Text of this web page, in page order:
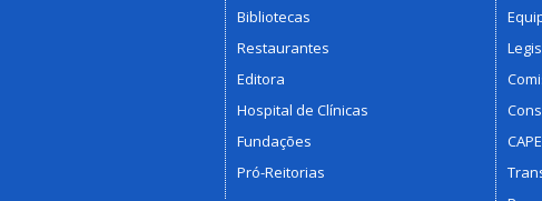
Bibliotecas
Restaurantes
Editora
Hospital de Clínicas
Fundações
Pró-Reitorias